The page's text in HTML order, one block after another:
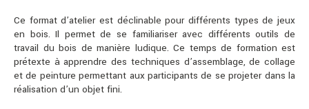
Ce format d’atelier est déclinable pour différents types de jeux
en bois. Il permet de se familiariser avec différents outils de
travail du bois de manière ludique. Ce temps de formation est
prétexte à apprendre des techniques d’assemblage, de collage
et de peinture permettant aux participants de se projeter dans la
réalisation d’un objet fini.